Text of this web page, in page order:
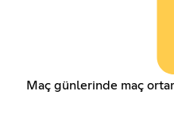
Maç günlerinde maç